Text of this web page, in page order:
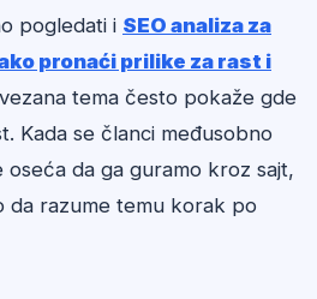
pogledati i SEO analiza za
pronaći prilike za rast i
tema često pokaže gde
Kada se članci međusobno
da ga guramo kroz sajt,
da razume temu korak po